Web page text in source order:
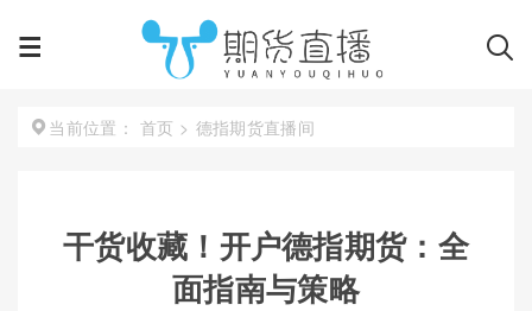
当前位置： 首页 > 德指期货直播间
干货收藏！开户德指期货：全
面指南与策略